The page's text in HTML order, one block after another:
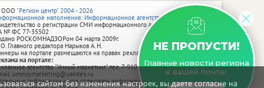
сайтом без изменения настроек, вы даете согласие на
НЕ ПРОПУСТИ!
Главные новости региона
в вашей почте!
"Регион центр" 2004 - 2026
наполнение: Информационное агентство vRossii.ru
о регистрации СМИ информационного агентства vRossii.ru
№ ФС 77‑35502
РОСКОМНАДЗОРом 04 марта 2009г.
Главного редактора Нарыков А. Н.
на портале размещаются на правах рекламы.
на портале:
агентство "Умный маркетинг" тел. 7-910-267-70-40,
umnyy.marketing@yandex.ru
публикации могут содержать информацию, не предназначенную